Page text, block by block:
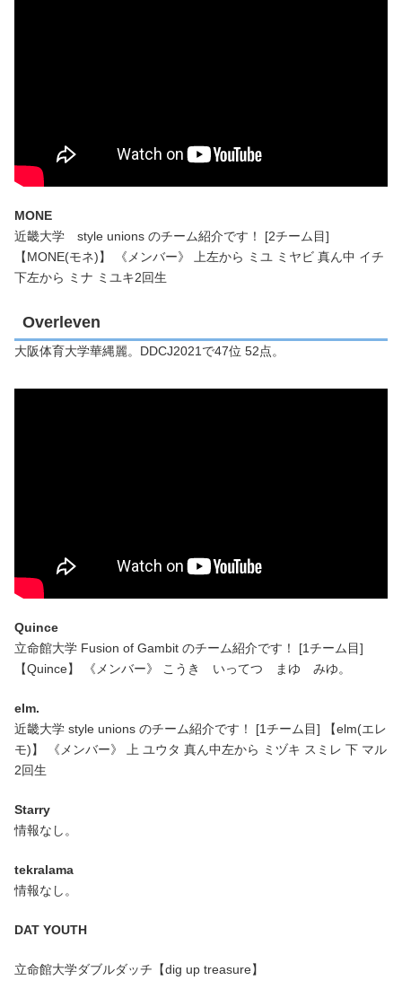
MONE
近畿大学 style unions のチーム紹介です！ [2チーム目]
【MONE(モネ)】 《メンバー》 上左から ミユ ミヤビ 真ん中 イチ
下左から ミナ ミユキ2回生
Overleven
大阪体育大学華縄麗。DDCJ2021で47位 52点。
Quince
立命館大学 Fusion of Gambit のチーム紹介です！ [1チーム目]
【Quince】 《メンバー》 こうき いってつ まゆ みゆ。
elm.
近畿大学 style unions のチーム紹介です！ [1チーム目] 【elm(エレ
モ)】 《メンバー》 上 ユウタ 真ん中左から ミヅキ スミレ 下 マル
2回生
Starry
情報なし。
tekralama
情報なし。
DAT YOUTH
立命館大学ダブルダッチ【dig up treasure】